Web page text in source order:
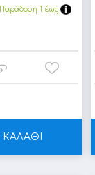
1 έως
ΚΑΛΑΘΙ